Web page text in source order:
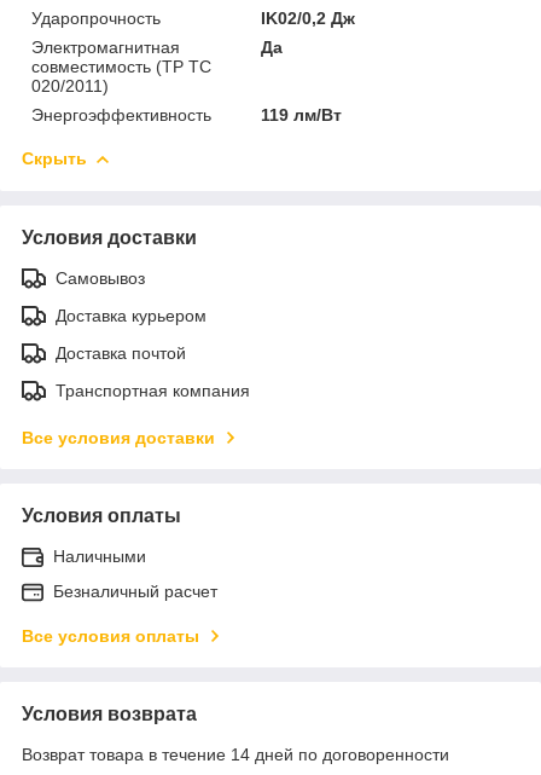
Ударопрочность
IK02/0,2 Дж
Электромагнитная
совместимость (ТР ТС
020/2011)
Да
Энергоэффективность 119 лм/Вт
Скрыть
Условия доставки
Самовывоз
Доставка курьером
Доставка почтой
Транспортная компания
Все условия доставки
Условия оплаты
Наличными
Безналичный расчет
Все условия оплаты
Условия возврата
Возврат товара в течение 14 дней по договоренности